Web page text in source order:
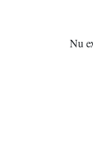
Nu